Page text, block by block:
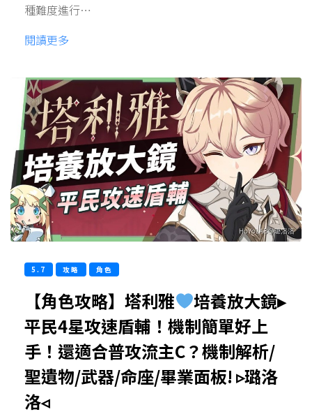
種難度進行…
閱讀更多
5.7 攻略 角色
【角色攻略】塔利雅
培養放大鏡▸
平民4星攻速盾輔！機制簡單好上
手！還適合普攻流主C？機制解析/
聖遺物/武器/命座/畢業面板! ▹璐洛
洛◃